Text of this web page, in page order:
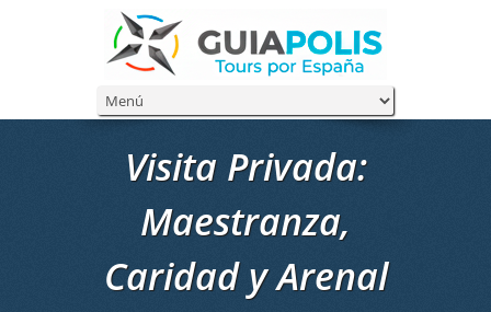
Visita Privada:
Maestranza,
Caridad y Arenal